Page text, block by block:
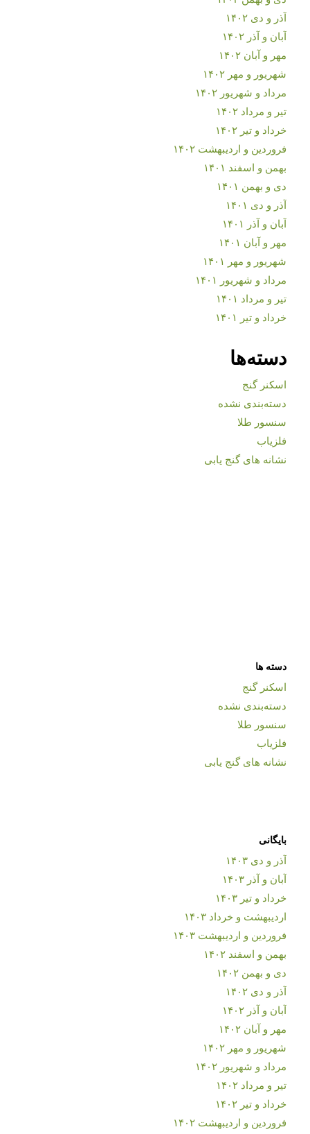
آذر و دی ۱۴۰۲
آبان و آذر ۱۴۰۲
مهر و آبان ۱۴۰۲
شهریور و مهر ۱۴۰۲
مرداد و شهریور ۱۴۰۲
تیر و مرداد ۱۴۰۲
خرداد و تیر ۱۴۰۲
فروردین و اردیبهشت ۱۴۰۲
بهمن و اسفند ۱۴۰۱
دی و بهمن ۱۴۰۱
آذر و دی ۱۴۰۱
آبان و آذر ۱۴۰۱
مهر و آبان ۱۴۰۱
شهریور و مهر ۱۴۰۱
مرداد و شهریور ۱۴۰۱
تیر و مرداد ۱۴۰۱
خرداد و تیر ۱۴۰۱
دسته‌ها
اسکنر گنج
دسته‌بندی نشده
سنسور طلا
فلزیاب
نشانه های گنج یابی
دسته ها
اسکنر گنج
دسته‌بندی نشده
سنسور طلا
فلزیاب
نشانه های گنج یابی
بایگانی
آذر و دی ۱۴۰۳
آبان و آذر ۱۴۰۳
خرداد و تیر ۱۴۰۳
اردیبهشت و خرداد ۱۴۰۳
فروردین و اردیبهشت ۱۴۰۳
بهمن و اسفند ۱۴۰۲
دی و بهمن ۱۴۰۲
آذر و دی ۱۴۰۲
آبان و آذر ۱۴۰۲
مهر و آبان ۱۴۰۲
شهریور و مهر ۱۴۰۲
مرداد و شهریور ۱۴۰۲
تیر و مرداد ۱۴۰۲
خرداد و تیر ۱۴۰۲
فروردین و اردیبهشت ۱۴۰۲